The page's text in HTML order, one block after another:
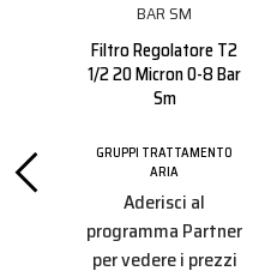
E
Filtro Regolatore T2
1/2 20 Micron 0-8 Bar
Sm
GRUPPI TRATTAMENTO
ARIA
Aderisci al
programma Partner
per vedere i prezzi